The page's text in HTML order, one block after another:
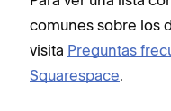
comunes sobre los
visita Preguntas
Squarespace.